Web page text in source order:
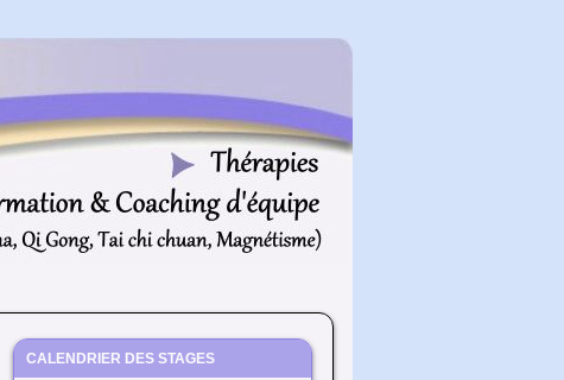
CALENDRIER DES STAGES